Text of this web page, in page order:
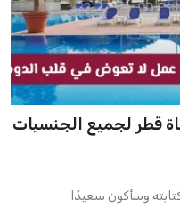
قطر لجميع الجنسيات
وسأكون سعيدًا